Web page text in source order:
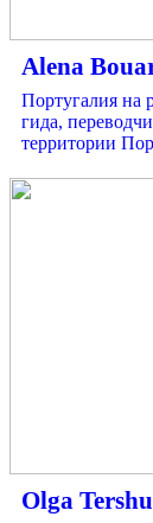
Alena
Португалия на
гида,
территории
Olga